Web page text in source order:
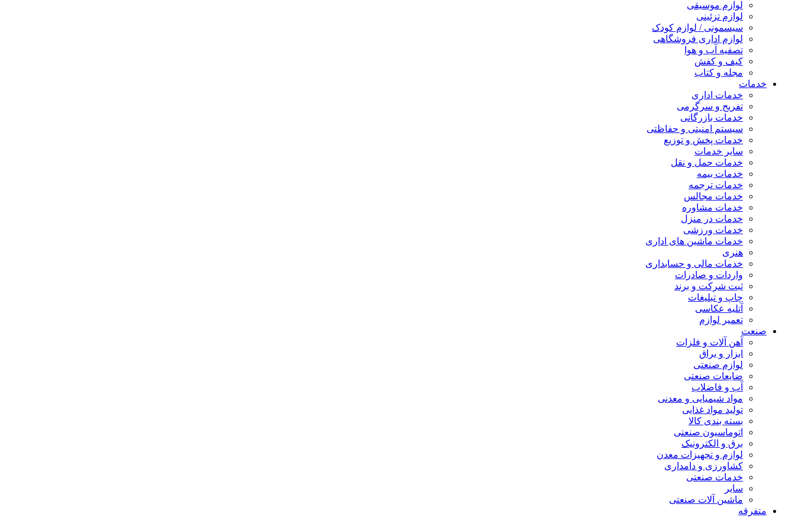
لوازم موسیقی
لوازم تزئینی
سیسمونی / لوازم کودک
لوازم اداری فروشگاهی
تصفیه آب و هوا
کیف و کفش
مجله و کتاب
خدمات
خدمات اداری
تفریح و سرگرمی
خدمات بازرگانی
سیستم امنیتی و حفاظتی
خدمات پخش و توزیع
سایر خدمات
خدمات حمل و نقل
خدمات بیمه
خدمات ترجمه
خدمات مجالس
خدمات مشاوره
خدمات در منزل
خدمات ورزشی
خدمات ماشین های اداری
هنری
خدمات مالی و حسابداری
واردات و صادرات
ثبت شرکت و برند
چاپ و تبلیغات
آتلیه عکاسی
تعمیر لوازم
صنعت
آهن آلات و فلزات
ابزار و یراق
لوازم صنعتی
ضایعات صنعتی
آب و فاضلاب
مواد شیمیایی و معدنی
تولید مواد غذایی
بسته بندی کالا
اتوماسیون صنعتی
برق و الکترونیک
لوازم و تجهیزات معدن
کشاورزی و دامداری
خدمات صنعتی
سایر
ماشین آلات صنعتی
متفرقه